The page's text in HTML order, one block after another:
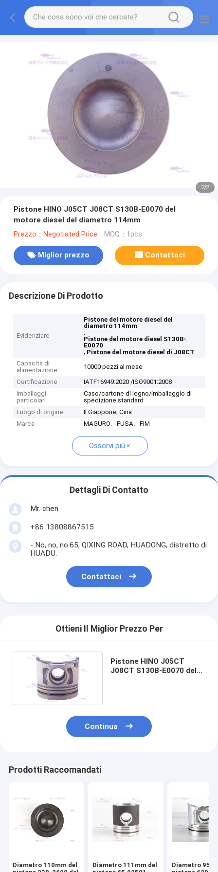
2/2
Pistone HINO J05CT J08CT S130B-E0070 del
motore diesel del diametro 114mm
Prezzo：Negotiated Price MOQ：1pcs
Miglior prezzo Contattaci
Descrizione Di Prodotto
Evidenziare
Pistone del motore diesel del
diametro 114mm
,
Pistone del motore diesel S130B-
E0070
, Pistone del motore diesel di J08CT
Capacità di
alimentazione
10000 pezzi al mese
Certificazione
IATF16949:2020 /ISO9001:2008
Imballaggi
particolari
Caso/cartone di legno/imballaggio di
spedizione standard
Luogo di origine
Il Giappone, Cina
Marca
MAGURO、FUSA、FIM
Osservi più
Dettagli Di Contatto
Mr. chen
+86 13808867515
- No, no, no.65, QIXING ROAD, HUADONG, distretto di
HUADU.
Contattaci
Ottieni Il Miglior Prezzo Per
Pistone HINO J05CT
J08CT S130B-E0070 del
Continua
Prodotti Raccomandati
Diametro 110mm del
Diametro 111mm del
Diametro